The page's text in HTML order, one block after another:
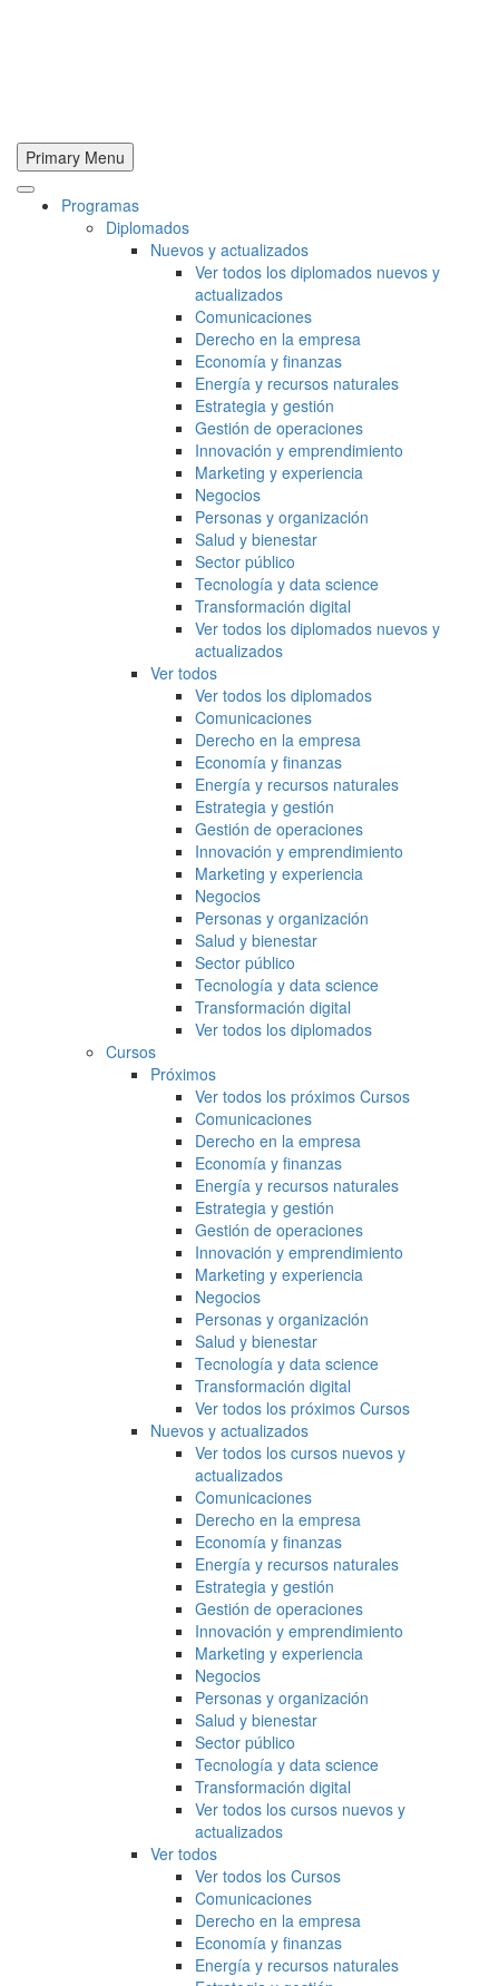
Primary Menu
Programas
Diplomados
Nuevos y actualizados
Ver todos los diplomados nuevos y
actualizados
Comunicaciones
Derecho en la empresa
Economía y finanzas
Energía y recursos naturales
Estrategia y gestión
Gestión de operaciones
Innovación y emprendimiento
Marketing y experiencia
Negocios
Personas y organización
Salud y bienestar
Sector público
Tecnología y data science
Transformación digital
Ver todos los diplomados nuevos y
actualizados
Ver todos
Ver todos los diplomados
Comunicaciones
Derecho en la empresa
Economía y finanzas
Energía y recursos naturales
Estrategia y gestión
Gestión de operaciones
Innovación y emprendimiento
Marketing y experiencia
Negocios
Personas y organización
Salud y bienestar
Sector público
Tecnología y data science
Transformación digital
Ver todos los diplomados
Cursos
Próximos
Ver todos los próximos Cursos
Comunicaciones
Derecho en la empresa
Economía y finanzas
Energía y recursos naturales
Estrategia y gestión
Gestión de operaciones
Innovación y emprendimiento
Marketing y experiencia
Negocios
Personas y organización
Salud y bienestar
Tecnología y data science
Transformación digital
Ver todos los próximos Cursos
Nuevos y actualizados
Ver todos los cursos nuevos y
actualizados
Comunicaciones
Derecho en la empresa
Economía y finanzas
Energía y recursos naturales
Estrategia y gestión
Gestión de operaciones
Innovación y emprendimiento
Marketing y experiencia
Negocios
Personas y organización
Salud y bienestar
Sector público
Tecnología y data science
Transformación digital
Ver todos los cursos nuevos y
actualizados
Ver todos
Ver todos los Cursos
Comunicaciones
Derecho en la empresa
Economía y finanzas
Energía y recursos naturales